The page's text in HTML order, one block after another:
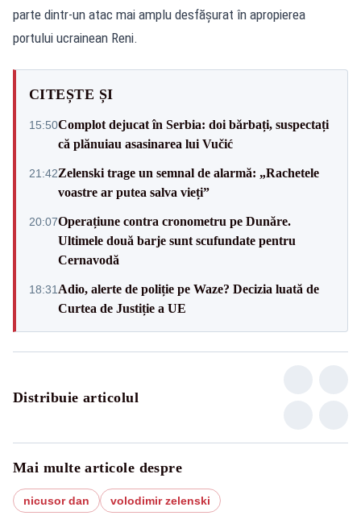
parte dintr-un atac mai amplu desfășurat în apropierea
portului ucrainean Reni.
CITEȘTE ȘI
15:50Complot dejucat în Serbia: doi bărbați, suspectați
că plănuiau asasinarea lui Vučić
21:42Zelenski trage un semnal de alarmă: „Rachetele
voastre ar putea salva vieți”
20:07Operațiune contra cronometru pe Dunăre.
Ultimele două barje sunt scufundate pentru
Cernavodă
18:31 Adio, alerte de poliție pe Waze? Decizia luată de
Curtea de Justiție a UE
Distribuie articolul
Mai multe articole despre
nicusor dan volodimir zelenski